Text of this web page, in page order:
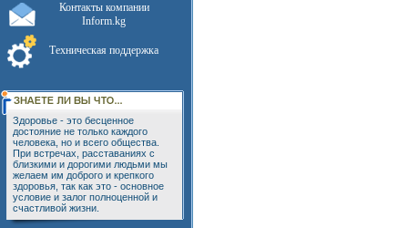
Контакты компании
Inform.kg
Техническая поддержка
Здоровье - это бесценное
достояние не только каждого
человека, но и всего общества.
При встречах, расставаниях с
близкими и дорогими людьми мы
желаем им доброго и крепкого
здоровья, так как это - основное
условие и залог полноценной и
счастливой жизни.